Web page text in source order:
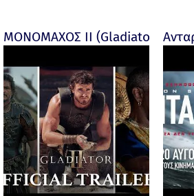
ΜΟΝΟΜΑΧΟΣ ΙΙ (Gladiator II) -